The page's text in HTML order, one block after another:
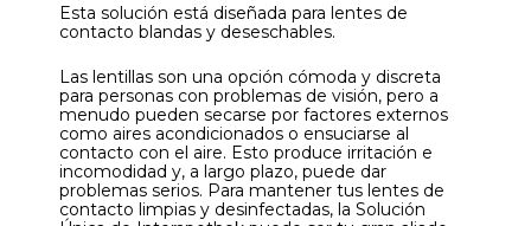
Esta solución está diseñada para lentes de
contacto blandas y deseschables.
Las lentillas son una opción cómoda y discreta
para personas con problemas de visión, pero a
menudo pueden secarse por factores externos
como aires acondicionados o ensuciarse al
contacto con el aire. Esto produce irritación e
incomodidad y, a largo plazo, puede dar
problemas serios. Para mantener tus lentes de
contacto limpias y desinfectadas, la Solución